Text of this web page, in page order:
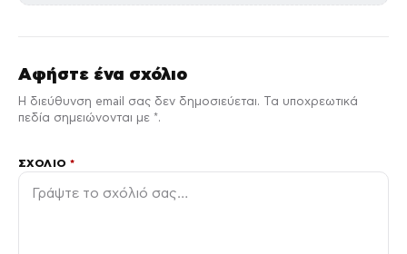
Αφήστε ένα σχόλιο
Η διεύθυνση email σας δεν δημοσιεύεται. Τα υποχρεωτικά
πεδία σημειώνονται με *.
ΣΧΌΛΙΟ*